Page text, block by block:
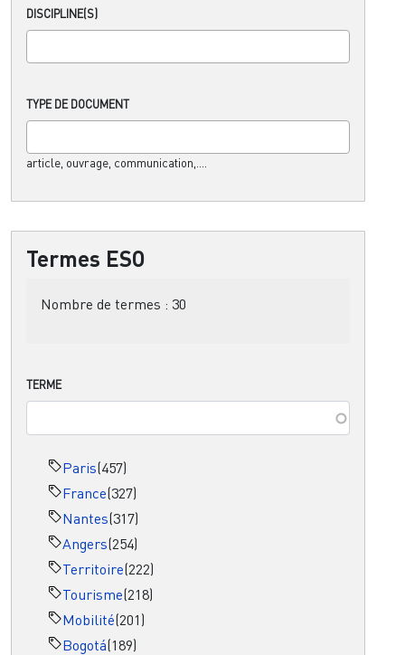
DISCIPLINE(S)
TYPE DE DOCUMENT
article, ouvrage, communication,....
Termes ESO
Nombre de termes : 30
TERME
Paris(457)
France(327)
Nantes(317)
Angers(254)
Territoire(222)
Tourisme(218)
Mobilité(201)
Bogotá(189)